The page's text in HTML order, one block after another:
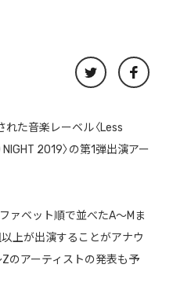
た音楽レーベル〈Less
2019〉の第1弾出演アー
ァベット順で並べたA〜Mま
上が出演することがアナウ
のアーティストの発表も予